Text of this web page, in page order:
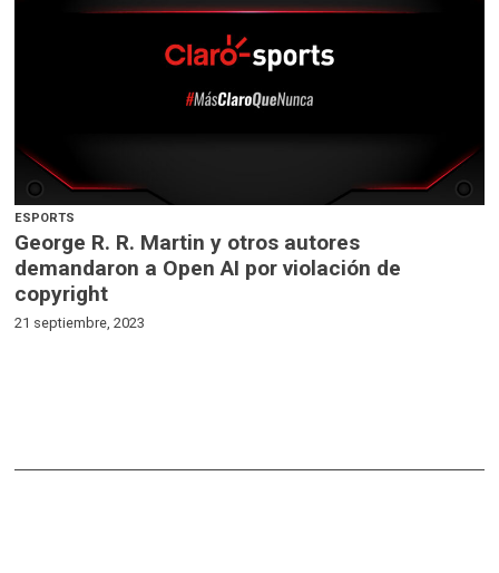
ESPORTS
George R. R. Martin y otros autores
demandaron a Open AI por violación de
copyright
21 septiembre, 2023